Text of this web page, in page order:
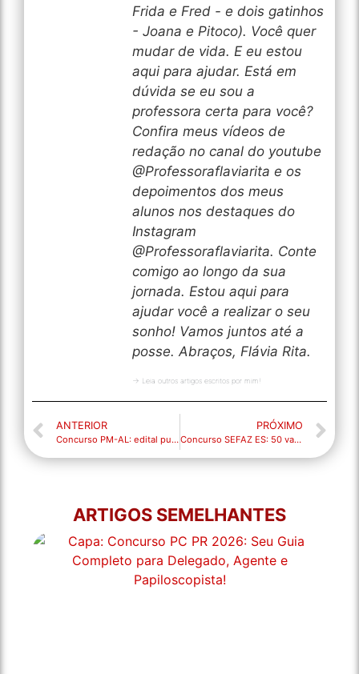
Frida e Fred - e dois gatinhos
- Joana e Pitoco). Você quer
mudar de vida. E eu estou
aqui para ajudar. Está em
dúvida se eu sou a
professora certa para você?
Confira meus vídeos de
redação no canal do youtube
@Professoraflaviarita e os
depoimentos dos meus
alunos nos destaques do
Instagram
@Professoraflaviarita. Conte
comigo ao longo da sua
jornada. Estou aqui para
ajudar você a realizar o seu
sonho! Vamos juntos até a
posse. Abraços, Flávia Rita.
→ Leia outros artigos escritos por mim!
ANTERIOR
Concurso PM-AL: edital publicado. 1.060 vagas!
PRÓXIMO
Concurso SEFAZ ES: 50 vagas. Remuneração até R$ 13 mil. Edital publicado!
ARTIGOS SEMELHANTES